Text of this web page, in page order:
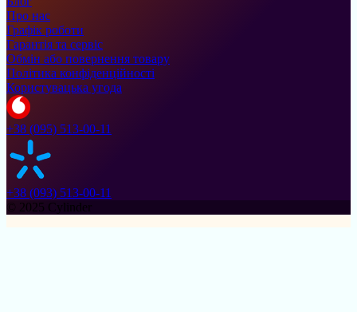
Про нас
Графік роботи
Гарантія та сервіс
Обмін або повернення товару
Політика конфіденційності
Користувацька угода
+38 (095) 513-00-11
+38 (093) 513-00-11
© 2025 Cylinder